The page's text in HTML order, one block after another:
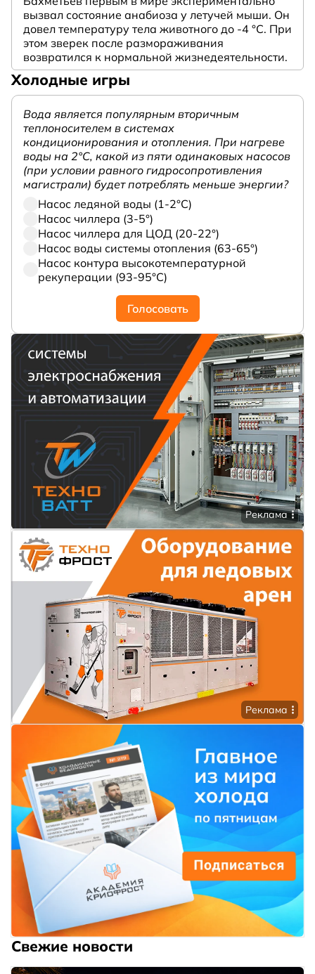
вызвал состояние анабиоза у летучей мыши. Он
довел температуру тела животного до -4 °C. При
этом зверек после размораживания
возвратился к нормальной жизнедеятельности.
Холодные игры
Вода является популярным вторичным
теплоносителем в системах
кондиционирования и отопления. При нагреве
воды на 2°С, какой из пяти одинаковых насосов
(при условии равного гидросопротивления
магистрали) будет потреблять меньше энергии?
Насос ледяной воды (1-2°С)
Насос чиллера (3-5°)
Насос чиллера для ЦОД (20-22°)
Насос воды системы отопления (63-65°)
Насос контура высокотемпературной
рекуперации (93-95°С)
Голосовать
Реклама
Реклама
Свежие новости